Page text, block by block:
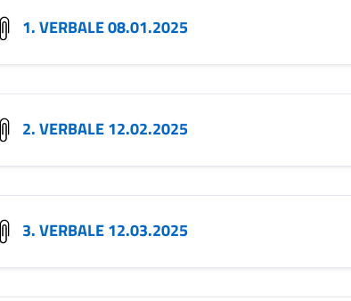
1. VERBALE 08.01.2025
2. VERBALE 12.02.2025
3. VERBALE 12.03.2025